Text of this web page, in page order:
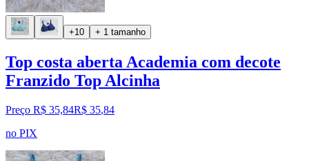
+10 + 1 tamanho
Top costa aberta Academia com decote
Franzido Top Alcinha
Preço R$ 35,84R$ 35,84
no PIX